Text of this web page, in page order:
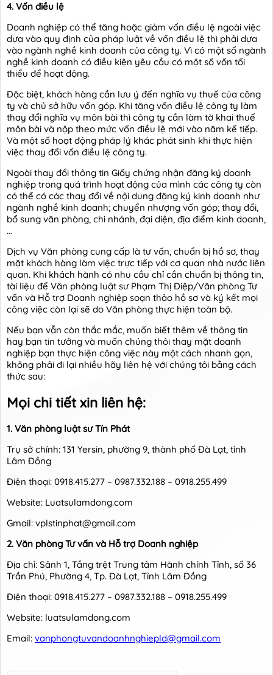
4. Vốn điều lệ
Doanh nghiệp có thể tăng hoặc giảm vốn điều lệ ngoài việc
dựa vào quy định của pháp luật về vốn điều lệ thì phải dựa
vào ngành nghề kinh doanh của công ty. Vì có một số ngành
nghề kinh doanh có điều kiện yêu cầu có một số vốn tối
thiểu để hoạt động.
Đặc biệt, khách hàng cần lưu ý đến nghĩa vụ thuế của công
ty và chủ sở hữu vốn góp. Khi tăng vốn điều lệ công ty làm
thay đổi nghĩa vụ môn bài thì công ty cần làm tờ khai thuế
môn bài và nộp theo mức vốn điều lệ mới vào năm kế tiếp.
Và một số hoạt động pháp lý khác phát sinh khi thực hiện
việc thay đổi vốn điều lệ công ty.
Ngoài thay đổi thông tin Giấy chứng nhận đăng ký doanh
nghiệp trong quá trình hoạt động của mình các công ty còn
có thể có các thay đổi về nội dung đăng ký kinh doanh như
ngành nghề kinh doanh; chuyển nhượng vốn góp; thay đổi,
bổ sung văn phòng, chi nhánh, đại diện, địa điểm kinh doanh,
…
Dịch vụ Văn phòng cung cấp là tư vấn, chuẩn bị hồ sơ, thay
mặt khách hàng làm việc trực tiếp với cơ quan nhà nước liên
quan. Khi khách hành có nhu cầu chỉ cần chuẩn bị thông tin,
tài liệu để Văn phòng luật sư Phạm Thị Điệp/Văn phòng Tư
vấn và Hỗ trợ Doanh nghiệp soạn thảo hồ sơ và ký kết mọi
công việc còn lại sẽ do Văn phòng thực hiện toàn bộ.
Nếu bạn vẫn còn thắc mắc, muốn biết thêm về thông tin
hay bạn tin tưởng và muốn chúng thôi thay mặt doanh
nghiệp bạn thực hiện công việc này một cách nhanh gọn,
không phải đi lại nhiều hãy liên hệ với chúng tôi bằng cách
thức sau:
Mọi chi tiết xin liên hệ:
1. Văn phòng luật sưTín Phát
Trụ sở chính: 131 Yersin, phường 9, thành phố Đà Lạt, tỉnh
Lâm Đồng
Điện thoại: 0918.415.277 – 0987.332.188 – 0918.255.499
Website: Luatsulamdong.com
Gmail: vplstinphat@gmail.com
2. Văn phòng Tư vấn và Hỗ trợ Doanh nghiệp
Địa chỉ: Sảnh 1, Tầng trệt Trung tâm Hành chính Tỉnh, số 36
Trần Phú, Phường 4, Tp. Đà Lạt, Tỉnh Lâm Đồng
Điện thoại: 0918.415.277 – 0987.332.188 – 0918.255.499
Website: luatsulamdong.com
Email: vanphongtuvandoanhnghiepld@gmail.com